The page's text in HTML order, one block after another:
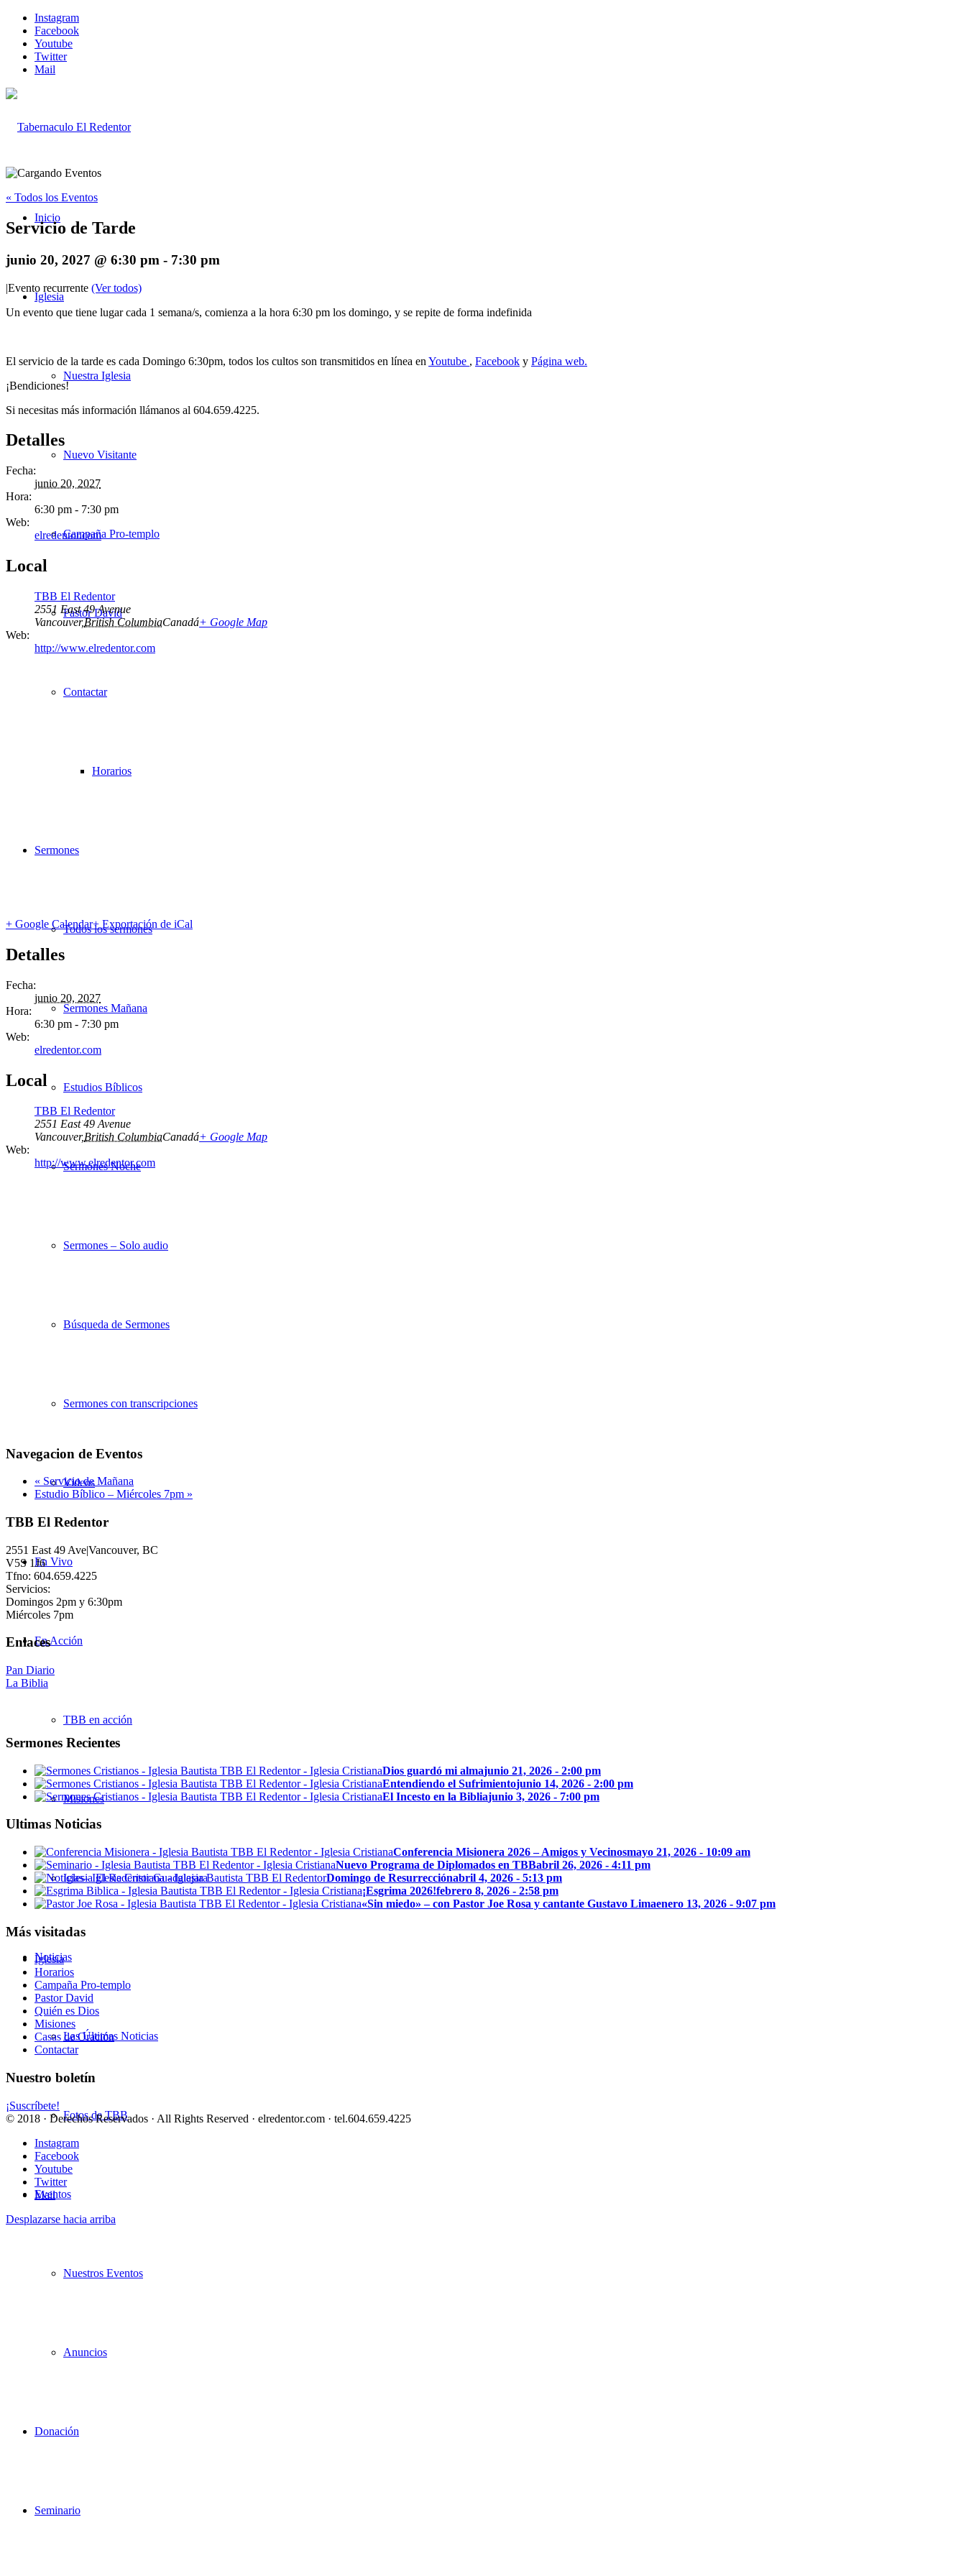
Instagram
Facebook
Youtube
Twitter
Mail
Inicio
Iglesia
Nuestra Iglesia
Nuevo Visitante
Campaña Pro-templo
Pastor David
Contactar
Horarios
Sermones
Todos los sermones
Sermones Mañana
Estudios Bíblicos
Sermones Noche
Sermones – Solo audio
Búsqueda de Sermones
Sermones con transcripciones
Videos
En Vivo
En Acción
TBB en acción
Misiones
Iglesia El Redentor Guadalajara
Noticias
Las Últimas Noticias
Fotos de TBB
Eventos
Nuestros Eventos
Anuncios
Donación
Seminario
« Todos los Eventos
Servicio de Tarde
junio 20, 2027 @ 6:30 pm - 7:30 pm
|Evento recurrente (Ver todos)
Un evento que tiene lugar cada 1 semana/s, comienza a la hora 6:30 pm los domingo, y se repite de forma indefinida
El servicio de la tarde es cada Domingo 6:30pm, todos los cultos son transmitidos en línea en Youtube , Facebook y Página web.
¡Bendiciones!
Si necesitas más información llámanos al 604.659.4225.
Detalles
Fecha:
junio 20, 2027
Hora:
6:30 pm - 7:30 pm
Web:
elredentor.com
Local
TBB El Redentor
2551 East 49 Avenue
Vancouver,British ColumbiaCanadá+ Google Map
Web:
http://www.elredentor.com
+ Google Calendar+ Exportación de iCal
Detalles
Fecha:
junio 20, 2027
Hora:
6:30 pm - 7:30 pm
Web:
elredentor.com
Local
TBB El Redentor
2551 East 49 Avenue
Vancouver,British ColumbiaCanadá+ Google Map
Web:
http://www.elredentor.com
Navegacion de Eventos
« Servicio de Mañana
Estudio Bíblico – Miércoles 7pm »
TBB El Redentor
2551 East 49 Ave|Vancouver, BC
V5S 1J6
Tfno: 604.659.4225
Servicios:
Domingos 2pm y 6:30pm
Miércoles 7pm
Enlaces
Pan Diario
La Biblia
Sermones Recientes
Dios guardó mi almajunio 21, 2026 - 2:00 pm
Entendiendo el Sufrimientojunio 14, 2026 - 2:00 pm
El Incesto en la Bibliajunio 3, 2026 - 7:00 pm
Ultimas Noticias
Conferencia Misionera 2026 – Amigos y Vecinosmayo 21, 2026 - 10:09 am
Nuevo Programa de Diplomados en TBBabril 26, 2026 - 4:11 pm
Domingo de Resurrecciónabril 4, 2026 - 5:13 pm
¡Esgrima 2026!febrero 8, 2026 - 2:58 pm
«Sin miedo» – con Pastor Joe Rosa y cantante Gustavo Limaenero 13, 2026 - 9:07 pm
Más visitadas
Iglesia
Horarios
Campaña Pro-templo
Pastor David
Quién es Dios
Misiones
Casas de Oración
Contactar
Nuestro boletín
¡Suscríbete!
© 2018 · Derechos Reservados · All Rights Reserved · elredentor.com · tel.604.659.4225
Instagram
Facebook
Youtube
Twitter
Mail
Desplazarse hacia arriba